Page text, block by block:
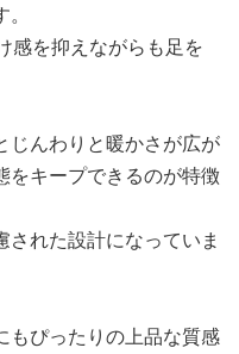
感を抑えながらも足を
じんわりと暖かさが広が
をキープできるのが特徴
れた設計になっていま
もぴったりの上品な質感